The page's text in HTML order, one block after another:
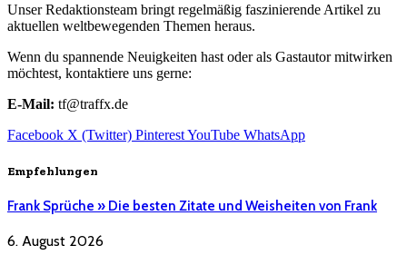
Unser Redaktionsteam bringt regelmäßig faszinierende Artikel zu
aktuellen weltbewegenden Themen heraus.
Wenn du spannende Neuigkeiten hast oder als Gastautor mitwirken
möchtest, kontaktiere uns gerne:
E-Mail: tf@traffx.de
Facebook X (Twitter) PinterestYouTube WhatsApp
Empfehlungen
Frank Sprüche » Die besten Zitate und Weisheiten von Frank
6. August 2026